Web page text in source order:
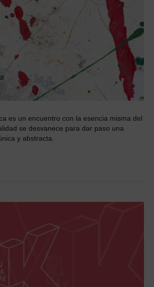
es un encuentro con la esencia misma del
se desvanece para dar paso una
y abstracta.